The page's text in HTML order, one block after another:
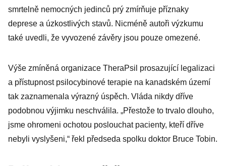
smrtelně nemocných jedinců prý zmírňuje příznaky
deprese a úzkostlivých stavů. Nicméně autoři výzkumu
také uvedli, že vyvozené závěry jsou pouze omezené.
Výše zmíněná organizace TheraPsil prosazující legalizaci
a přístupnost psilocybinové terapie na kanadském území
tak zaznamenala výrazný úspěch. Vláda nikdy dříve
podobnou výjimku neschválila. „Přestože to trvalo dlouho,
jsme ohromeni ochotou poslouchat pacienty, kteří dříve
nebyli vyslyšeni,“ řekl předseda spolku doktor Bruce Tobin.